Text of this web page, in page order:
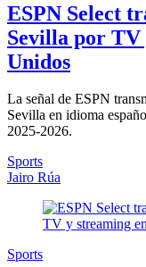
ESPN Select
Sevilla por TV
Unidos
La señal de ESPN
Sevilla en idioma
2025-2026.
Sports
Jairo Rúa
Sports